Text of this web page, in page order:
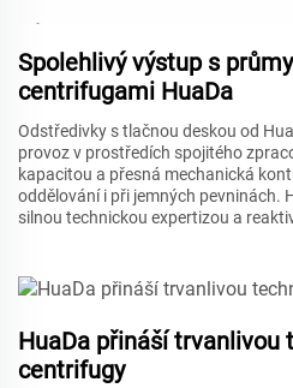
Spolehlivý výstup s
centrifugami HuaDa
Odstředivky s tlačnou deskou od
provoz v prostředích spojitého
kapacitou a přesná mechanická
oddělování i při jemných pevninách.
silnou technickou expertizou a
HuaDa přináší trvanlivou
centrifugy